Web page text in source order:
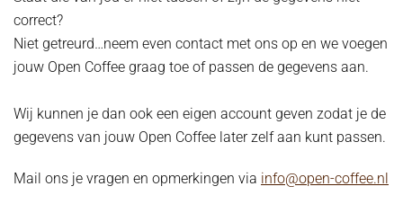
correct?
Niet getreurd…neem even contact met ons op en we voegen
jouw Open Coffee graag toe of passen de gegevens aan.
Wij kunnen je dan ook een eigen account geven zodat je de
gegevens van jouw Open Coffee later zelf aan kunt passen.
Mail ons je vragen en opmerkingen via info@open-coffee.nl